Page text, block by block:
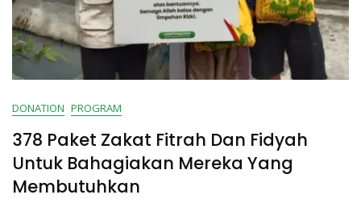
DONATION PROGRAM
378 Paket Zakat Fitrah Dan Fidyah
Untuk Bahagiakan Mereka Yang
Membutuhkan